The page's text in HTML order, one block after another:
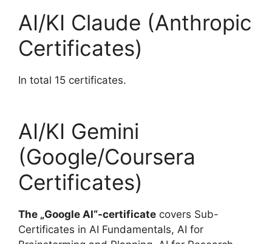
AI/KI Claude (Anthropic
Certificates)
In total 15 certificates.
AI/KI Gemini
(Google/Coursera
Certificates)
The „Google AI“-certificate covers Sub-
Certificates in AI Fundamentals, AI for